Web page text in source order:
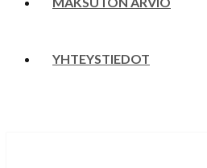
YHTEYSTIEDOT